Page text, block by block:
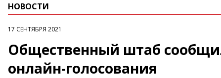
НОВОСТИ
17 СЕНТЯБРЯ 2021
Общественный штаб
онлайн-голосования